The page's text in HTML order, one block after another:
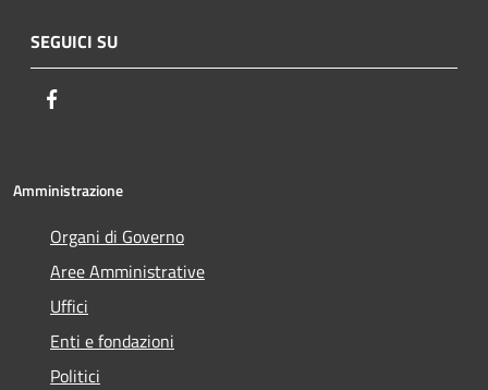
SEGUICI SU
Amministrazione
Organi di Governo
Aree Amministrative
Uffici
Enti e fondazioni
Politici